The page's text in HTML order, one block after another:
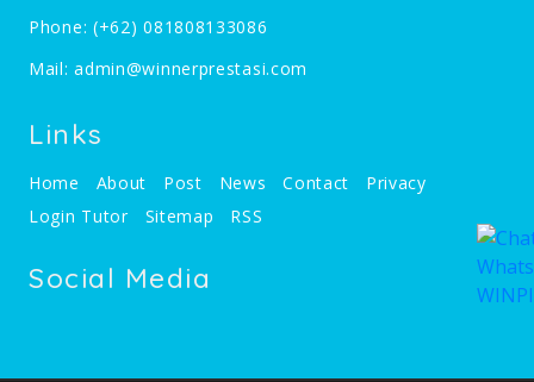
Phone: (+62) 081808133086
Mail:admin@winnerprestasi.com
Links
Home About Post News Contact
Privacy
Login Tutor
Sitemap RSS
Social Media